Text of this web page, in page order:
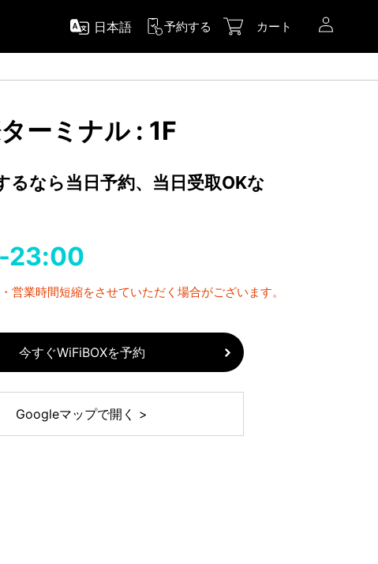
日本語 予約する カート
ーミナル : 1F
なら当日予約、当日受取OKな
23:00
営業時間短縮をさせていただく場合がございます。
今すぐWiFiBOXを予約
Googleマップで開く >